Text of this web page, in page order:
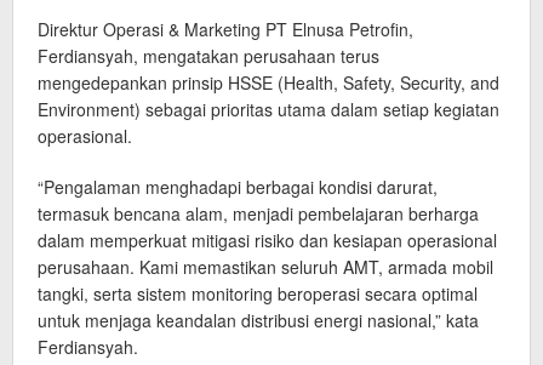
Direktur Operasi & Marketing PT Elnusa Petrofin,
Ferdiansyah, mengatakan perusahaan terus
mengedepankan prinsip HSSE (Health, Safety, Security, and
Environment) sebagai prioritas utama dalam setiap kegiatan
operasional.
“Pengalaman menghadapi berbagai kondisi darurat,
termasuk bencana alam, menjadi pembelajaran berharga
dalam memperkuat mitigasi risiko dan kesiapan operasional
perusahaan. Kami memastikan seluruh AMT, armada mobil
tangki, serta sistem monitoring beroperasi secara optimal
untuk menjaga keandalan distribusi energi nasional,” kata
Ferdiansyah.